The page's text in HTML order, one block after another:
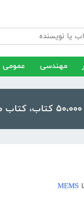
مهندسی عمومی
MEMS